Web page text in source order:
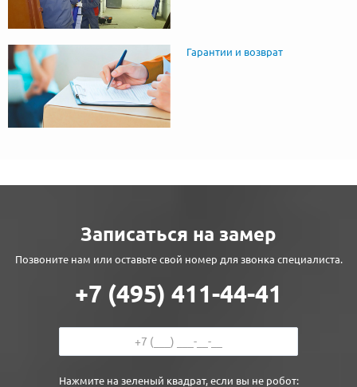
Гарантии и возврат
Записаться на замер
Позвоните нам или оставьте свой номер для звонка специалиста.
+7 (495) 411-44-41
Нажмите на зеленый квадрат, если вы не робот: